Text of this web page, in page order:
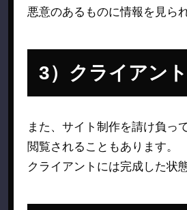
悪意のあるものに情報を見ら
クライアン
また、サイト制作を請け負っ
閲覧されることもあります。
クライアントには完成した状